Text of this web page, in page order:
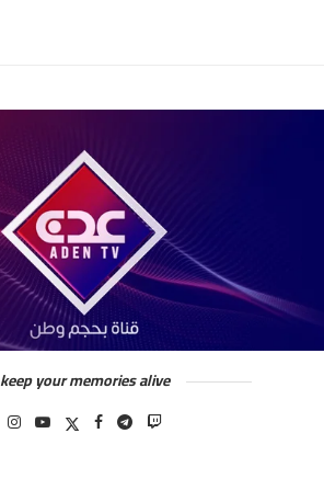
keep your memories alive